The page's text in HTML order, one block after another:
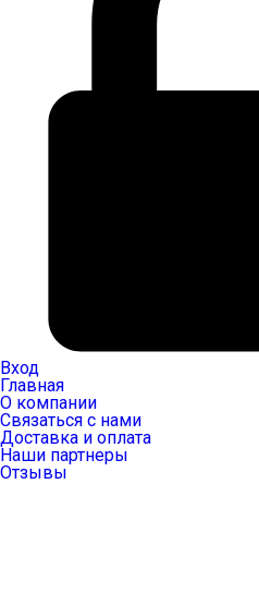
Вход
Главная
О компании
Связаться с нами
Доставка и оплата
Наши партнеры
Отзывы